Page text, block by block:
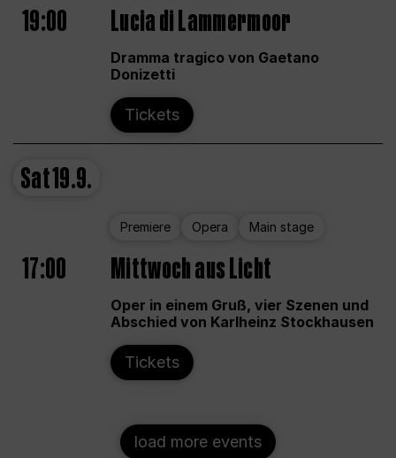
19:00 Lucia di Lammermoor
Dramma tragico von Gaetano
Donizetti
Tickets
Sat19.9.
Premiere Opera Main stage
17:00 Mittwoch aus Licht
Oper in einem Gruß, vier Szenen und
Abschied von Karlheinz Stockhausen
Tickets
load more events